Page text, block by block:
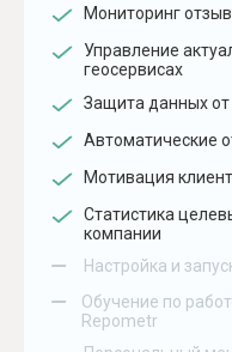
Мониторинг
Управление
геосервисах
Защита данных
Автоматические
Мотивация
Статистика
компании
– Настройка и
–
Обучение по
Repometr